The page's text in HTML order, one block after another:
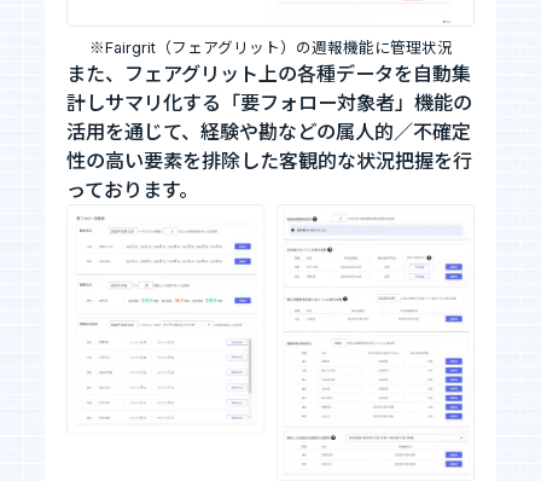
※Fairgrit（フェアグリット）の週報機能に管理状況
また、フェアグリット上の各種データを自動集
計しサマリ化する「要フォロー対象者」機能の
活用を通じて、経験や勘などの属人的／不確定
性の高い要素を排除した客観的な状況把握を行
っております。